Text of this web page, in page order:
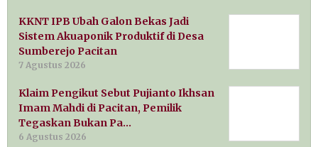
KKNT IPB Ubah Galon Bekas Jadi
Sistem Akuaponik Produktif di Desa
Sumberejo Pacitan
7 Agustus 2026
Klaim Pengikut Sebut Pujianto Ikhsan
Imam Mahdi di Pacitan, Pemilik
Tegaskan Bukan Pa…
6 Agustus 2026